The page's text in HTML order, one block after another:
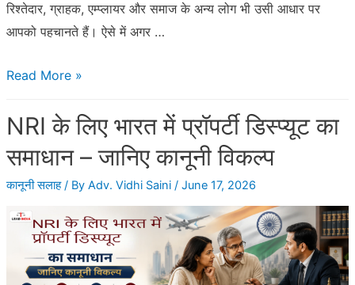
रिश्तेदार, ग्राहक, एम्प्लायर और समाज के अन्य लोग भी उसी आधार पर
आपको पहचानते हैं। ऐसे में अगर …
आपके
से
सोशल
मीडिया
अकाउंट
Read More »
NRI के लिए भारत में प्रॉपर्टी डिस्प्यूट का
समाधान – जानिए कानूनी विकल्प
कानूनी सलाह/ By Adv. Vidhi Saini / June 17, 2026